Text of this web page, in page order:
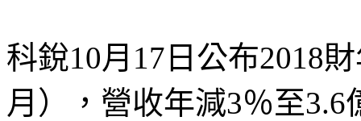
科銳10月17日公布2018
月），營收年減3％至